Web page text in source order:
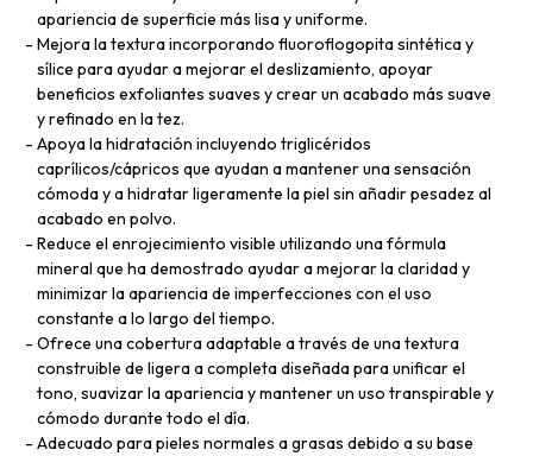
apariencia de superficie más lisa y uniforme.
Mejora la textura incorporando fluoroflogopita sintética y
sílice para ayudar a mejorar el deslizamiento, apoyar
beneficios exfoliantes suaves y crear un acabado más suave
y refinado en la tez.
Apoya la hidratación incluyendo triglicéridos
caprílicos/cápricos que ayudan a mantener una sensación
cómoda y a hidratar ligeramente la piel sin añadir pesadez al
acabado en polvo.
Reduce el enrojecimiento visible utilizando una fórmula
mineral que ha demostrado ayudar a mejorar la claridad y
minimizar la apariencia de imperfecciones con el uso
constante a lo largo del tiempo.
Ofrece una cobertura adaptable a través de una textura
construible de ligera a completa diseñada para unificar el
tono, suavizar la apariencia y mantener un uso transpirable y
cómodo durante todo el día.
Adecuado para pieles normales a grasas debido a su base